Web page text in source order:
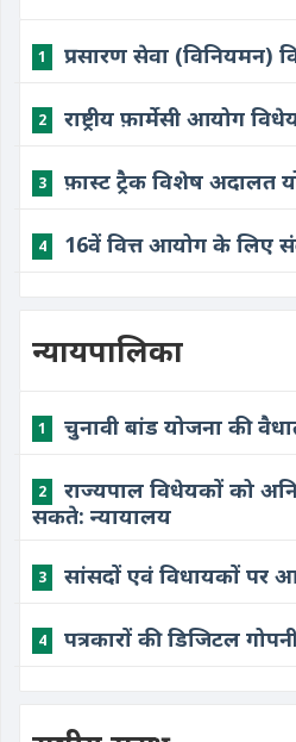
1 प्रसारण सेवा (विनियमन)
2 राष्ट्रीय फ़ार्मेसी आयोग
3 फ़ास्ट ट्रैक विशेष अदालत
4 16वें वित्त आयोग के लिए
न्यायपालिका
1 चुनावी बांड योजना की
2
राज्यपाल विधेयकों को
सकते: न्यायालय
3 सांसदों एवं विधायकों पर
4 पत्रकारों की डिजिटल